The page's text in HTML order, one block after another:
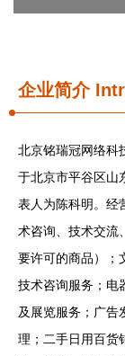
企业简介
北京铭瑞冠网络科
于北京市平谷区山
表人为陈科明。经
术咨询、技术交流
要许可的商品）；
技术咨询服务；电
及展览服务；广告
理；二手日用百货